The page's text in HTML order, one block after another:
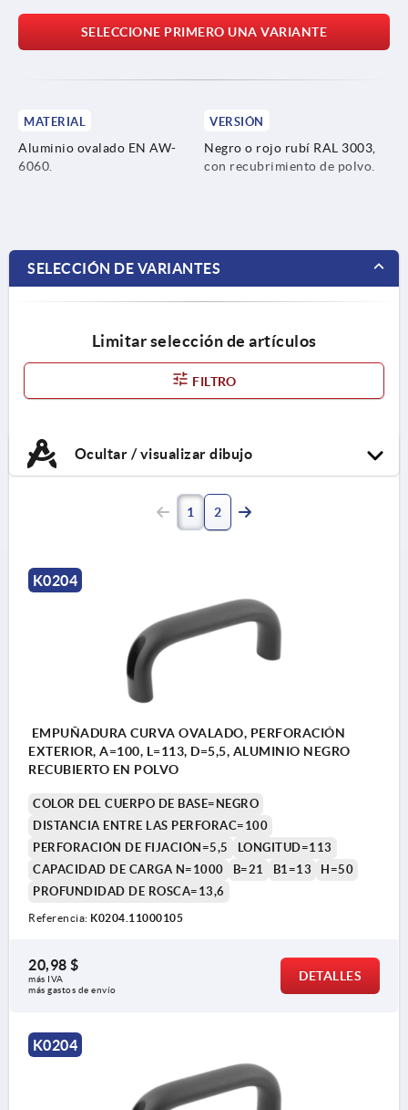
SELECCIONE PRIMERO UNA VARIANTE
MATERIAL
Aluminio ovalado EN AW-
6060.
VERSIÓN
Negro o rojo rubí RAL 3003,
con recubrimiento de polvo.
SELECCIÓN DE VARIANTES
Limitar selección de artículos
FILTRO
Ocultar / visualizar dibujo
1 2
K0204
EMPUÑADURA CURVA OVALADO, PERFORACIÓN
EXTERIOR, A=100, L=113, D=5,5, ALUMINIO NEGRO
RECUBIERTO EN POLVO
COLOR DEL CUERPO DE BASE=NEGRO
DISTANCIA ENTRE LAS PERFORAC=100
PERFORACIÓN DE FIJACIÓN=5,5
LONGITUD=113
CAPACIDAD DE CARGA N=1000
B=21 B1=13
H=50
PROFUNDIDAD DE ROSCA=13,6
Referencia: K0204.11000105
20,98 $
más IVA
más gastos de envío
DETALLES
K0204